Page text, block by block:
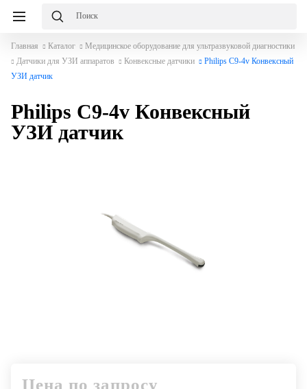
Главная Каталог
Медицинское оборудование для ультразвуковой диагностики
Датчики для УЗИ аппаратов
Конвексные датчики
Philips C9-4v Конвексный
УЗИ датчик
Philips C9-4v Конвексный
УЗИ датчик
Цена по запросу